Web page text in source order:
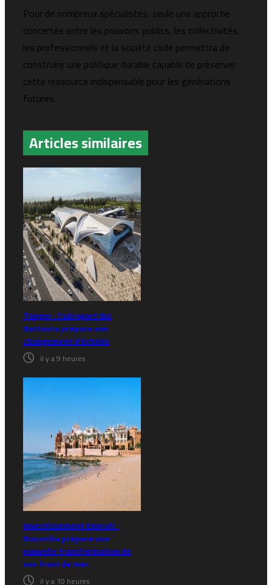
Pour de nombreux spécialistes, seule une approche
concertée entre les pouvoirs publics, les collectivités,
les professionnels et la société civile permettra de
construire une politique durable capable de préserver
cette ressource indispensable pour les générations
futures.
Articles similaires
Tanger : l’aéroport Ibn
Battouta prépare son
changement d’échelle
il y a 9 heures
Investissement émirati :
Bouznika prépare une
nouvelle transformation de
son front de mer
il y a 10 heures